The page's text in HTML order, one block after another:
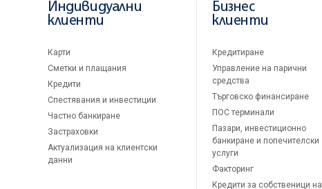
Индивидуални
клиенти
Карти
Сметки и плащания
Кредити
Спестявания и инвестиции
Частно банкиране
Застраховки
Актуализация на клиентски
данни
Бизнес
клиенти
Кредитиране
Управление на парични
средства
Търговско финансиране
ПОС терминали
Пазари, инвестиционно
банкиране и попечителски
услуги
Факторинг
Кредити за собственици на